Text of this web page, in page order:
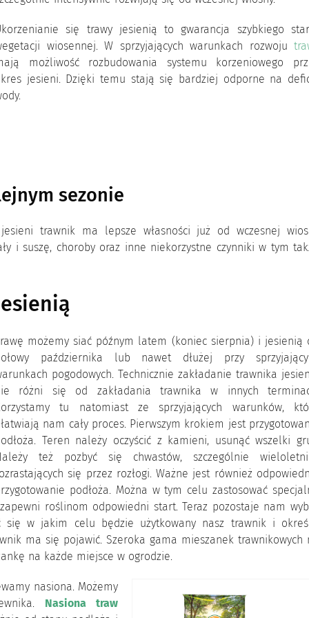
się trawy jesienią to gwarancja szybkiego
wiosennej. W sprzyjających warunkach rozwoju
możliwość rozbudowania systemu korzeniowego
jesieni. Dzięki temu stają się bardziej odporne na
sezonie
trawnik ma lepsze własności już od wczesnej
i suszę, choroby oraz inne niekorzystne czynniki w tym
możemy siać późnym latem (koniec sierpnia) i jesienią
października lub nawet dłużej przy
pogodowych. Technicznie zakładanie trawnika
różni się od zakładania trawnika w innych
tu natomiast ze sprzyjających warunków,
nam cały proces. Pierwszym krokiem jest
Teren należy oczyścić z kamieni, usunąć wszelki
też pozbyć się chwastów, szczególnie
się przez rozłogi. Ważne jest również
podłoża. Można w tym celu zastosować
roślinom odpowiedni start. Teraz pozostaje nam
się w jakim celu będzie użytkowany nasz trawnik i
ma się pojawić. Szeroka gama mieszanek trawnikowych
na każde miejsce w ogrodzie.
nasiona. Możemy
Nasiona traw